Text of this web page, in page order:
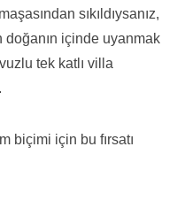
sıkıldıysanız,
doğanın içinde uyanmak
tek katlı villa
biçimi için bu fırsatı